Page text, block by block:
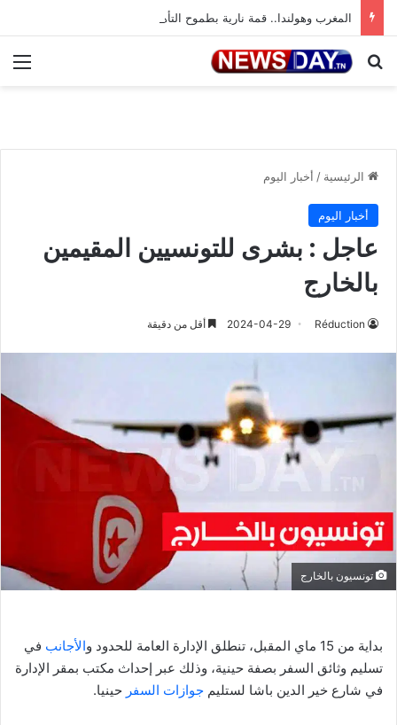
المغرب وهولندا.. قمة نارية بطموح التأهل إلى ثمن النهائي
بحث عن
الرئيسية / أخبار اليوم
أخبار اليوم
عاجل : بشرى للتونسيين المقيمين
بالخارج
Réduction
2024-04-29 أقل من دقيقة
تونسيون بالخارج
بداية من 15 ماي المقبل، تنطلق الإدارة العامة للحدود و الأجانب في
تسليم وثائق السفر بصفة حينية، وذلك عبر إحداث مكتب بمقر الإدارة
في شارع خير الدين باشا لستليم جوازات السفر حينيا.